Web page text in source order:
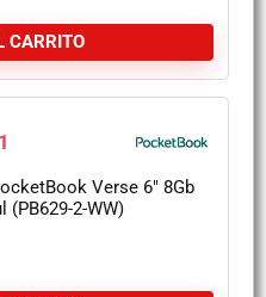
CARRITO
Verse 6″ 8Gb
(PB629-2-WW)